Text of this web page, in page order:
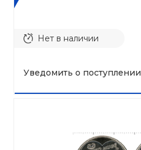
Нет в наличии
Уведомить о поступлении